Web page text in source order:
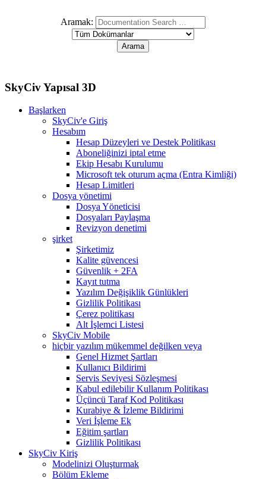
Aramak:
SkyCiv Yapısal 3D
Başlarken
SkyCiv'e Giriş
Hesabım
Hesap Düzeyleri ve Destek Politikası
Aboneliğinizi iptal etme
Ekip Hesabı Kurulumu
Microsoft tek oturum açma (Entra Kimliği)
Hesap Limitleri
Dosya yönetimi
Dosya Yöneticisi
Dosyaları Paylaşma
Revizyon denetimi
şirket
Şirketimiz
Kalite güvencesi
Güvenlik + 2FA
Kayıt tutma
Yazılım Değişiklik Günlükleri
Gizlilik Politikası
Çerez politikası
Alt İşlemci Listesi
SkyCiv Mobile
hiçbir yazılım mükemmel değilken veya
Genel Hizmet Şartları
Kullanıcı Bildirimi
Servis Seviyesi Sözleşmesi
Kabul edilebilir Kullanım Politikası
Üçüncü Taraf Kod Politikası
Kurabiye & İzleme Bildirimi
Veri İşleme Ek
Eğitim şartları
Gizlilik Politikası
SkyCiv Kiriş
Modelinizi Oluşturmak
Bölüm Ekleme